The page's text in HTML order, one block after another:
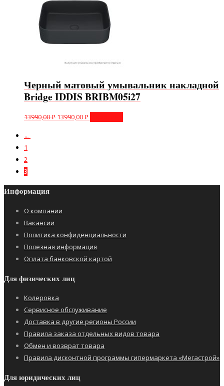
Черный матовый умывальник накладной
Bridge IDDIS BRIBM05i27
13990,00₽ 13990,00₽
←
1
2
3
Информация
О компании
Вакансии
Политика конфиденциальности
Полезная информация
Оплата банковской картой
Для физических лиц
Колеровка
Сервисное обслуживание
Доставка в другие регионы России
Правила заказа отдельных видов товара
Обмен и возврат товара
Правила дисконтной программы гипермаркета «Мегастрой»
Для юридических лиц